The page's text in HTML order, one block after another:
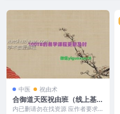
中医 祝由术
合御道天医祝由班（线上基
础）视频19集
内已删请勿在找资源 应作者要求